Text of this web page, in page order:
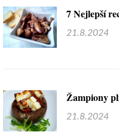
7 Nejlepší
21.8.2024
Žampiony
21.8.2024